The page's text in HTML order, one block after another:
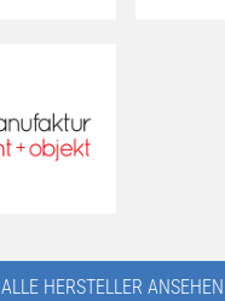
ALLE HERSTELLER ANSEHEN